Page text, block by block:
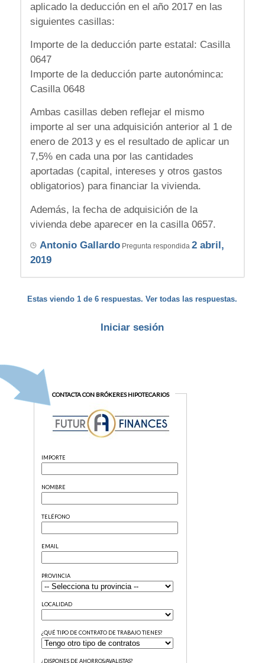
aplicado la deducción en el año 2017 en las
siguientes casillas:
Importe de la deducción parte estatal: Casilla
0647
Importe de la deducción parte autonóminca:
Casilla 0648
Ambas casillas deben reflejar el mismo
importe al ser una adquisición anterior al 1 de
enero de 2013 y es el resultado de aplicar un
7,5% en cada una por las cantidades
aportadas (capital, intereses y otros gastos
obligatorios) para financiar la vivienda.
Además, la fecha de adquisición de la
vivienda debe aparecer en la casilla 0657.
Antonio GallardoPregunta respondida 2 abril,
2019
Estas viendo 1 de 6 respuestas. Ver todas las respuestas.
Iniciar sesión